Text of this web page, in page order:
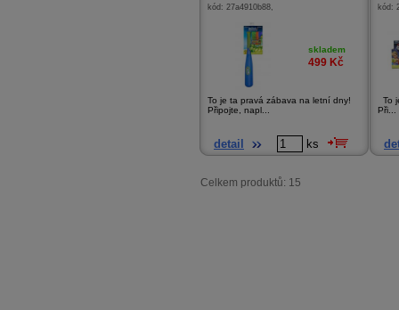
kód: 27a4910b88,
skladem
499 Kč
To je ta pravá zábava na letní dny!
Připojte, napl...
detail ks
kód:
To
Při...
Celkem produktů: 15